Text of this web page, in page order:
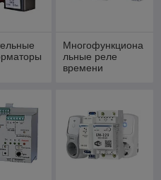
Многофункциона
льные реле
времени